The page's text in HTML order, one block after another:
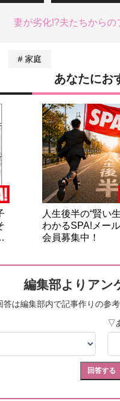
妻が劣化!?夫たちからの
家庭
あなたにお
人生後半の“賢い
わかるSPA!メー
会員募集中！